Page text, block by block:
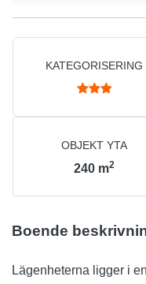
KATEGORISERING
OBJEKT YTA
240 m2
Boende
Lägenheterna ligger i